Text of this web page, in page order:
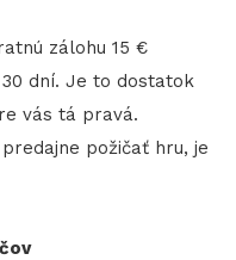
zálohu 15 €
dní. Je to dostatok
vás tá pravá.
požičať hru, je